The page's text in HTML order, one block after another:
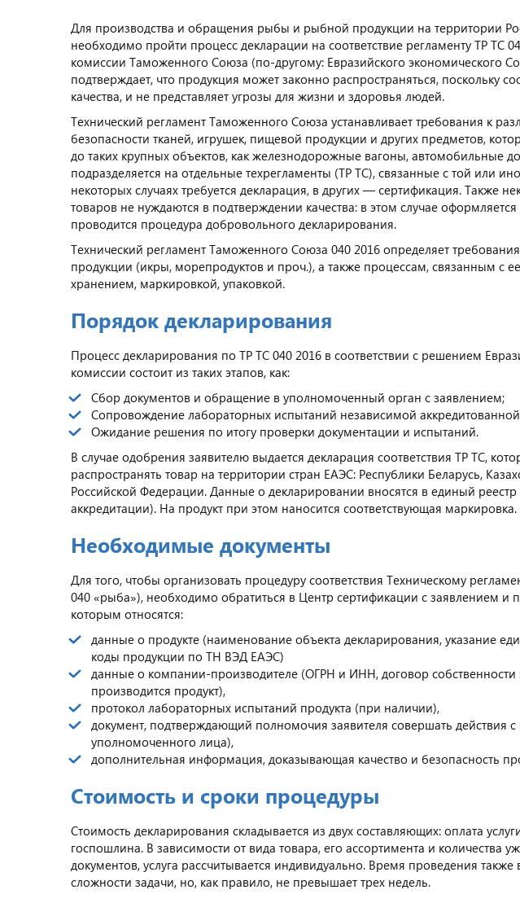
Для производства и обращения рыбы и рыбной продукции на территории
необходимо пройти процесс декларации на соответствие регламенту ТР ТС
комиссии Таможенного Союза (по-другому: Евразийского экономического
подтверждает, что продукция может законно распространяться, поскольку
качества, и не представляет угрозы для жизни и здоровья людей.
Технический регламент Таможенного Союза устанавливает требования к
безопасности тканей, игрушек, пищевой продукции и других предметов,
до таких крупных объектов, как железнодорожные вагоны, автомобильные
подразделяется на отдельные техрегламенты (ТР ТС), связанные с той или
некоторых случаях требуется декларация, в других — сертификация. Также
товаров не нуждаются в подтверждении качества: в этом случае
проводится процедура добровольного декларирования.
Технический регламент Таможенного Союза 040 2016 определяет
продукции (икры, морепродуктов и проч.), а также процессам, связанным с
хранением, маркировкой, упаковкой.
Порядок декларирования
Процесс декларирования по ТР ТС 040 2016 в соответствии с решением
комиссии состоит из таких этапов, как:
Сбор документов и обращение в уполномоченный орган с заявлением;
Сопровождение лабораторных испытаний независимой
Ожидание решения по итогу проверки документации и испытаний.
В случае одобрения заявителю выдается декларация соответствия ТР ТС,
распространять товар на территории стран ЕАЭС: Республики Беларусь,
Российской Федерации. Данные о декларировании вносятся в единый
аккредитации). На продукт при этом наносится соответствующая маркировка.
Необходимые документы
Для того, чтобы организовать процедуру соответствия Техническому
040 «рыба»), необходимо обратиться в Центр сертификации с заявлением и
которым относятся:
данные о продукте (наименование объекта декларирования, указание
коды продукции по ТН ВЭД ЕАЭС)
данные о компании-производителе (ОГРН и ИНН, договор собственности
производится продукт),
протокол лабораторных испытаний продукта (при наличии),
документ, подтверждающий полномочия заявителя совершать действия с
уполномоченного лица),
дополнительная информация, доказывающая качество и безопасность
Стоимость и сроки процедуры
Стоимость декларирования складывается из двух составляющих: оплата
госпошлина. В зависимости от вида товара, его ассортимента и количества
документов, услуга рассчитывается индивидуально. Время проведения также
сложности задачи, но, как правило, не превышает трех недель.